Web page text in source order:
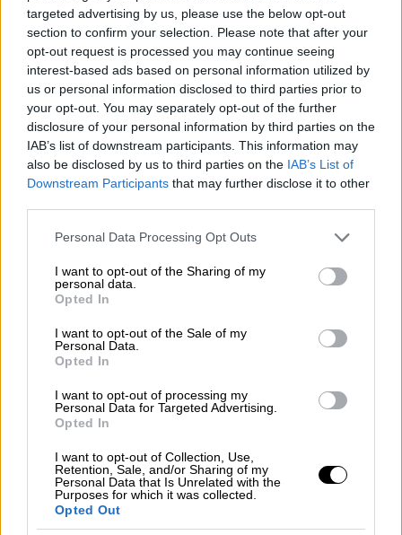
targeted advertising by us, please use the below opt-out
section to confirm your selection. Please note that after your
opt-out request is processed you may continue seeing
interest-based ads based on personal information utilized by
us or personal information disclosed to third parties prior to
your opt-out. You may separately opt-out of the further
disclosure of your personal information by third parties on the
IAB’s list of downstream participants. This information may
also be disclosed by us to third parties on the IAB’s List of
Downstream Participants that may further disclose it to other
Please note that this website/app uses one or more Google
not limited to your visit or usage behaviour. You may click to
grant or deny consent to Google and its third-party tags to
use your data for below specified purposes in below Google
consent section.
Personal Data Processing Opt Outs
I want to opt-out of the Sharing of my
personal data.
Opted In
I want to opt-out of the Sale of my
Personal Data.
Opted In
I want to opt-out of processing my
Personal Data for Targeted Advertising.
Opted In
I want to opt-out of Collection, Use,
Retention, Sale, and/or Sharing of my
Personal Data that Is Unrelated with the
Purposes for which it was collected.
Opted Out
συμμετοχή.
Για ακίνητο αξίας 150.000€ το 2007:
Ίδια συμμετοχή: 0€ έως 15.000€
Στεγαστικό δάνειο: 135.000€ - 150.000€
Ενδεικτική δόση στεγαστικού 30 ετών(μέσο
επιτόκιο περιόδου περίπου 4,4%):
Για δάνειο 135.000€: περίπου 675€ / μήνα
Για δάνειο 150.000€: περίπου 750€ / μήνα
Η κυρίαρχη λογική της εποχής ήταν ότι:
οι μισθοί θα αυξάνονται,
οι αξίες ακινήτων θα συνεχίσουν να
ανεβαίνουν,
και η αγορά θα παραμένει διαρκώς
Στην πράξη, πολλοί αγοραστές μπορούσαν να
αποκτήσουν κατοικία ακόμη και με
περιορισμένη αποταμίευση. Παράλληλα, οι